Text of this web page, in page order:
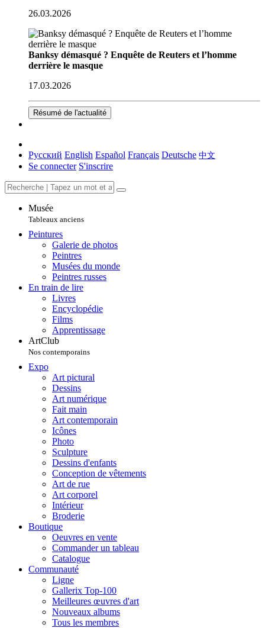
26.03.2026
Banksy démasqué ? Enquête de Reuters et l’homme
derrière le masque
17.03.2026
Résumé de l'actualité
Русский English Español Français Deutsche 中文
Se connecter S'inscrire
Musée
Tableaux anciens
Peintures
Galerie de photos
Peintres
Musées du monde
Peintres russes
En train de lire
Livres
Encyclopédie
Films
Apprentissage
ArtClub
Nos contemporains
Expo
Art pictural
Dessins
Art numérique
Fait main
Art contemporain
Icônes
Photo
Sculpture
Dessins d'enfants
Conception de vêtements
Art de rue
Art corporel
Intérieur
Broderie
Boutique
Oeuvres en vente
Commander un tableau
Catalogue
Communauté
Ligne
Gallerix Top-100
Meilleures œuvres d'art
Nouveaux albums
Tous les membres